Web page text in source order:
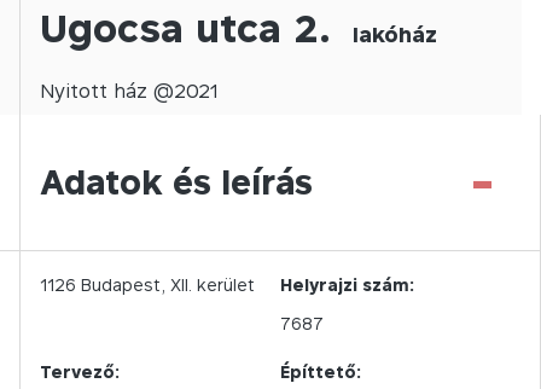
Ugocsa utca 2. lakóház
Nyitott ház @2021
Adatok és leírás -
1126 Budapest, XII. kerület
Helyrajzi szám:
7687
Tervező:
Építtető: